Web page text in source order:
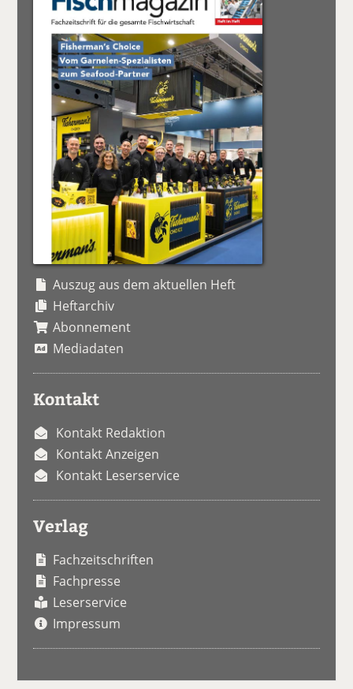
Auszug aus dem aktuellen Heft
Heftarchiv
Abonnement
Mediadaten
Kontakt
Kontakt Redaktion
Kontakt Anzeigen
Kontakt Leserservice
Verlag
Fachzeitschriften
Fachpresse
Leserservice
Impressum